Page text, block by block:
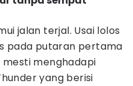
jalan terjal. Usai lolos
pada putaran pertama
mesti menghadapi
yang berisi